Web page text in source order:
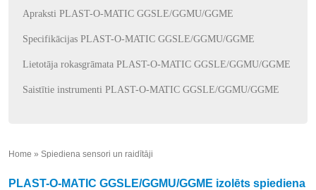
Apraksti PLAST-O-MATIC GGSLE/GGMU/GGME
Specifikācijas PLAST-O-MATIC GGSLE/GGMU/GGME
Lietotāja rokasgrāmata PLAST-O-MATIC GGSLE/GGMU/GGME
Saistītie instrumenti PLAST-O-MATIC GGSLE/GGMU/GGME
Home » Spiediena sensori un raidītāji
PLAST-O-MATIC GGSLE/GGMU/GGME izolēts spiediena